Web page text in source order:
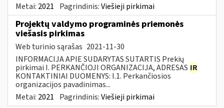
Metai: 2021 Pagrindinis:Viešieji pirkimai
Projektų valdymo programinės priemonės
viešasis pirkimas
Web turinio sąrašas 2021-11-30
INFORMACIJA APIE SUDARYTAS SUTARTIS Prekių
pirkimai I. PERKANČIOJI ORGANIZACIJA, ADRESAS IR
KONTAKTINIAI DUOMENYS: I.1. Perkančiosios
organizacijos pavadinimas...
Metai: 2021 Pagrindinis:Viešieji pirkimai